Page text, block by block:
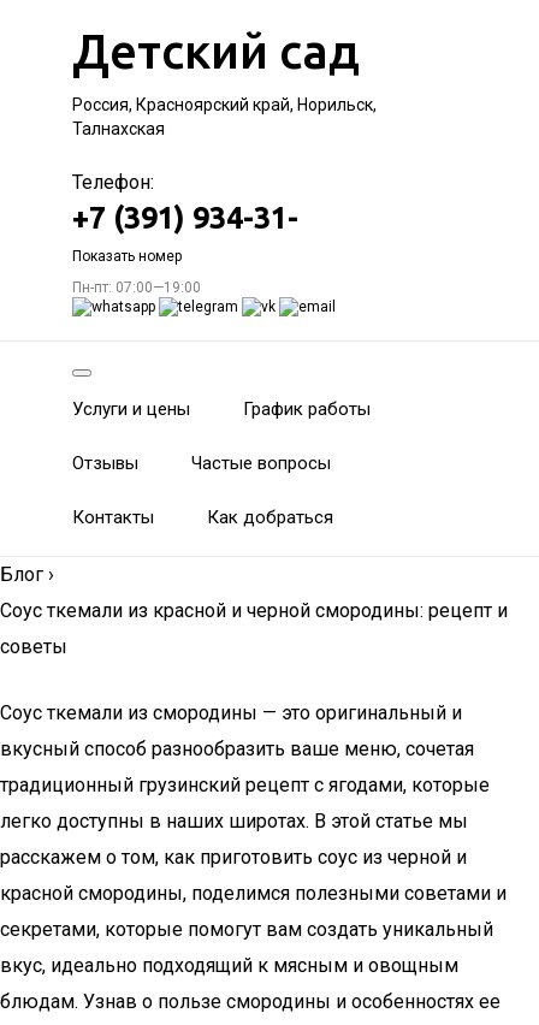
Детский сад
Россия, Красноярский край, Норильск,
Талнахская
Телефон:
+7 (391) 934-31-
Показать номер
Пн-пт: 07:00—19:00
Услуги и цены График работы
Отзывы Частые вопросы
Контакты Как добраться
Блог ›
Соус ткемали из красной и черной смородины: рецепт и
советы
Соус ткемали из смородины — это оригинальный и
вкусный способ разнообразить ваше меню, сочетая
традиционный грузинский рецепт с ягодами, которые
легко доступны в наших широтах. В этой статье мы
расскажем о том, как приготовить соус из черной и
красной смородины, поделимся полезными советами и
секретами, которые помогут вам создать уникальный
вкус, идеально подходящий к мясным и овощным
блюдам. Узнав о пользе смородины и особенностях ее